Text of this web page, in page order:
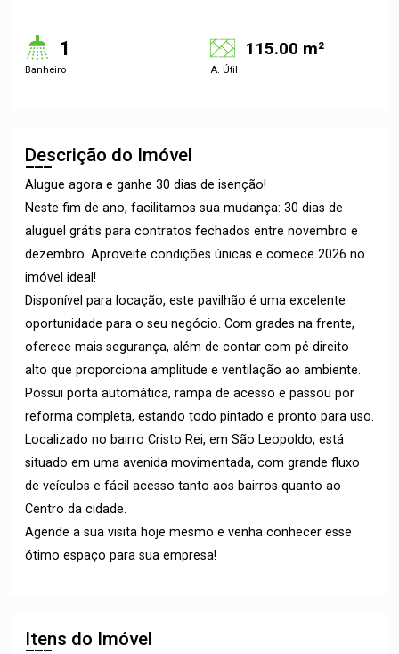
1
Banheiro
115.00 m²
A. Útil
Descrição do Imóvel
Alugue agora e ganhe 30 dias de isenção!
Neste fim de ano, facilitamos sua mudança: 30 dias de
aluguel grátis para contratos fechados entre novembro e
dezembro. Aproveite condições únicas e comece 2026 no
imóvel ideal!
Disponível para locação, este pavilhão é uma excelente
oportunidade para o seu negócio. Com grades na frente,
oferece mais segurança, além de contar com pé direito
alto que proporciona amplitude e ventilação ao ambiente.
Possui porta automática, rampa de acesso e passou por
reforma completa, estando todo pintado e pronto para uso.
Localizado no bairro Cristo Rei, em São Leopoldo, está
situado em uma avenida movimentada, com grande fluxo
de veículos e fácil acesso tanto aos bairros quanto ao
Centro da cidade.
Agende a sua visita hoje mesmo e venha conhecer esse
ótimo espaço para sua empresa!
Itens do Imóvel